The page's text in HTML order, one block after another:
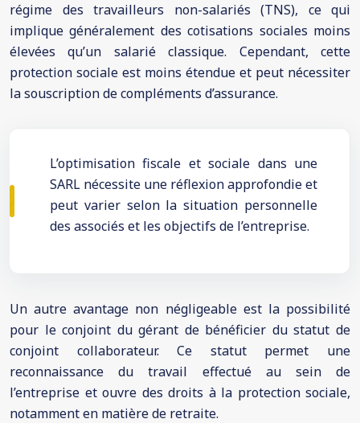
régime des travailleurs non-salariés (TNS), ce qui
implique généralement des cotisations sociales moins
élevées qu’un salarié classique. Cependant, cette
protection sociale est moins étendue et peut nécessiter
la souscription de compléments d’assurance.
L’optimisation fiscale et sociale dans une
SARL nécessite une réflexion approfondie et
peut varier selon la situation personnelle
des associés et les objectifs de l’entreprise.
Un autre avantage non négligeable est la possibilité
pour le conjoint du gérant de bénéficier du statut de
conjoint collaborateur. Ce statut permet une
reconnaissance du travail effectué au sein de
l’entreprise et ouvre des droits à la protection sociale,
notamment en matière de retraite.